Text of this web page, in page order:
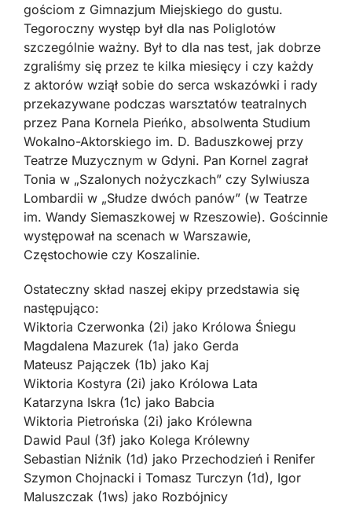
gościom z Gimnazjum Miejskiego do gustu.
Tegoroczny występ był dla nas Poliglotów
szczególnie ważny. Był to dla nas test, jak dobrze
zgraliśmy się przez te kilka miesięcy i czy każdy
z aktorów wziął sobie do serca wskazówki i rady
przekazywane podczas warsztatów teatralnych
przez Pana Kornela Pieńko, absolwenta Studium
Wokalno-Aktorskiego im. D. Baduszkowej przy
Teatrze Muzycznym w Gdyni. Pan Kornel zagrał
Tonia w „Szalonych nożyczkach” czy Sylwiusza
Lombardii w „Słudze dwóch panów” (w Teatrze
im. Wandy Siemaszkowej w Rzeszowie). Gościnnie
występował na scenach w Warszawie,
Częstochowie czy Koszalinie.
Ostateczny skład naszej ekipy przedstawia się
następująco:
Wiktoria Czerwonka (2i) jako Królowa Śniegu
Magdalena Mazurek (1a) jako Gerda
Mateusz Pajączek (1b) jako Kaj
Wiktoria Kostyra (2i) jako Królowa Lata
Katarzyna Iskra (1c) jako Babcia
Wiktoria Pietrońska (2i) jako Królewna
Dawid Paul (3f) jako Kolega Królewny
Sebastian Niźnik (1d) jako Przechodzień i Renifer
Szymon Chojnacki i Tomasz Turczyn (1d), Igor
Maluszczak (1ws) jako Rozbójnicy